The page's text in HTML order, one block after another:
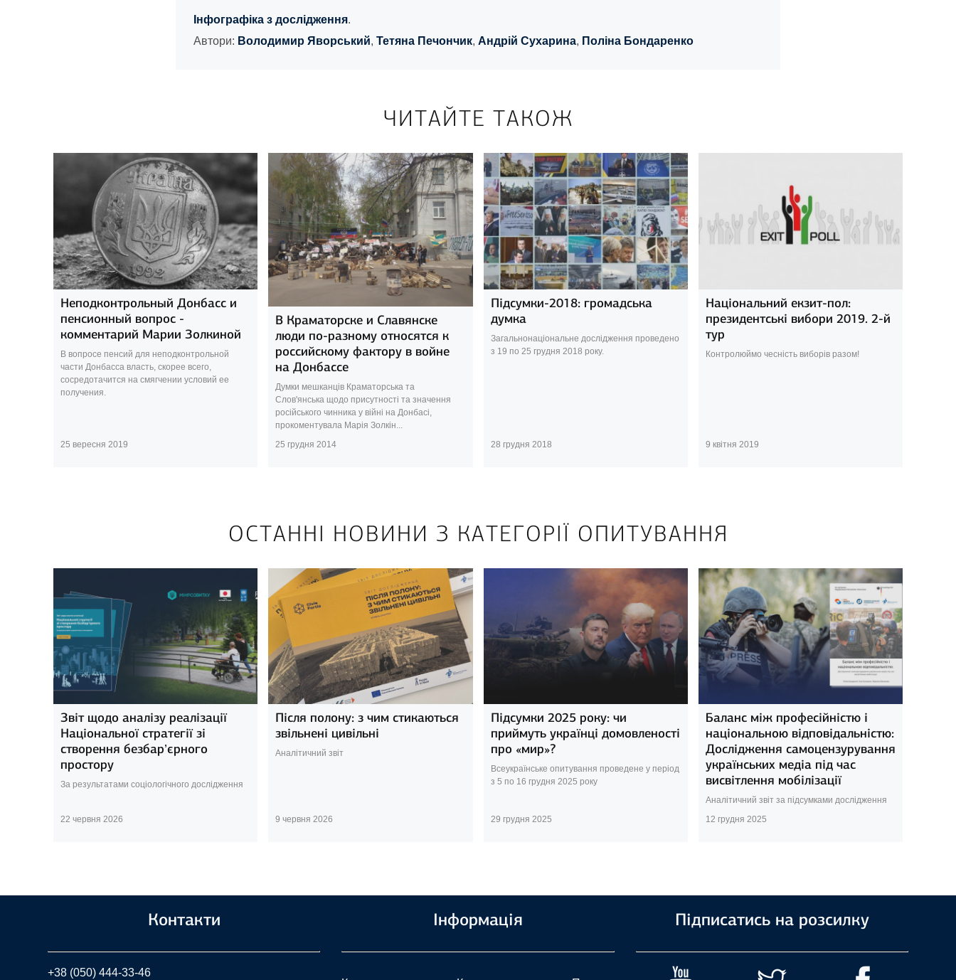
Інфографіка з дослідження.
Автори: Володимир Яворський, Тетяна Печончик, Андрій Сухарина, Поліна Бондаренко
ЧИТАЙТЕ ТАКОЖ
Неподконтрольный Донбасс и
пенсионный вопрос -
комментарий Марии Золкиной
В вопросе пенсий для неподконтрольной
части Донбасса власть, скорее всего,
сосредотачится на смягчении условий ее
получения.
25 вересня 2019
В Краматорске и Славянске
люди по-разному относятся к
российскому фактору в войне
на Донбассе
Думки мешканців Краматорська та
Слов'янська щодо присутності та значення
російського чинника у війні на Донбасі,
прокоментувала Марія Золкін...
25 грудня 2014
Підсумки-2018: громадська
думка
Загальнонаціональне дослідження проведено
з 19 по 25 грудня 2018 року.
28 грудня 2018
Національний екзит-пол:
президентські вибори 2019. 2-й
тур
Контролюймо чесність виборів разом!
9 квітня 2019
ОСТАННІ НОВИНИ З КАТЕГОРІЇ ОПИТУВАННЯ
Звіт щодо аналізу реалізації
Національної стратегії зі
створення безбар’єрного
простору
За результатами соціологічного дослідження
22 червня 2026
Після полону: з чим стикаються
звільнені цивільні
Аналітичний звіт
9 червня 2026
Підсумки 2025 року: чи
приймуть українці домовленості
про «мир»?
Всеукраїнське опитування проведене у період
з 5 по 16 грудня 2025 року
29 грудня 2025
Баланс між професійністю і
національною відповідальністю:
Дослідження самоцензурування
українських медіа під час
висвітлення мобілізації
Аналітичний звіт за підсумками дослідження
12 грудня 2025
Контакти
+38 (050) 444-33-46
Інформація Підписатись на розсилку